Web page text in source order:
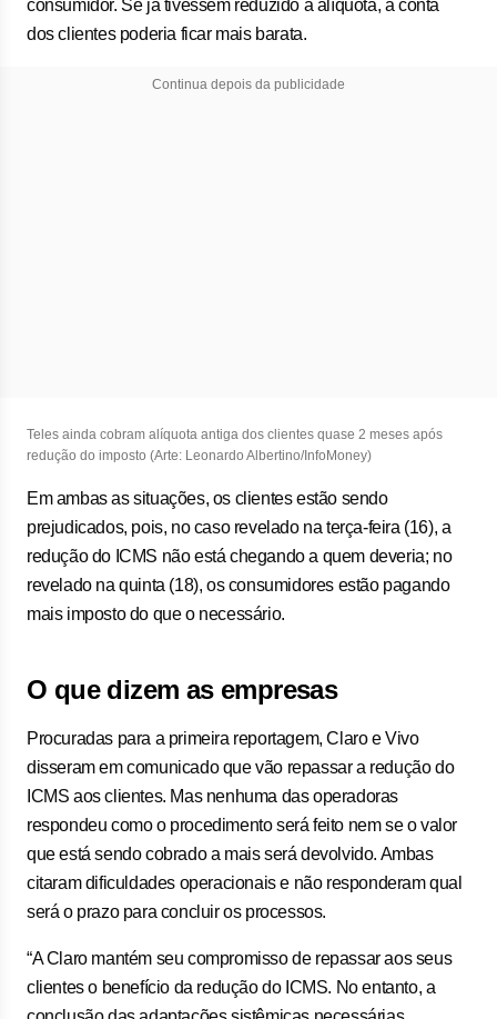
consumidor. Se já tivessem reduzido a alíquota, a conta
dos clientes poderia ficar mais barata.
Continua depois da publicidade
Teles ainda cobram alíquota antiga dos clientes quase 2 meses após
redução do imposto (Arte: Leonardo Albertino/InfoMoney)
Em ambas as situações, os clientes estão sendo
prejudicados, pois, no caso revelado na terça-feira (16), a
redução do ICMS não está chegando a quem deveria; no
revelado na quinta (18), os consumidores estão pagando
mais imposto do que o necessário.
O que dizem as empresas
Procuradas para a primeira reportagem, Claro e Vivo
disseram em comunicado que vão repassar a redução do
ICMS aos clientes. Mas nenhuma das operadoras
respondeu como o procedimento será feito nem se o valor
que está sendo cobrado a mais será devolvido. Ambas
citaram dificuldades operacionais e não responderam qual
será o prazo para concluir os processos.
“A Claro mantém seu compromisso de repassar aos seus
clientes o benefício da redução do ICMS. No entanto, a